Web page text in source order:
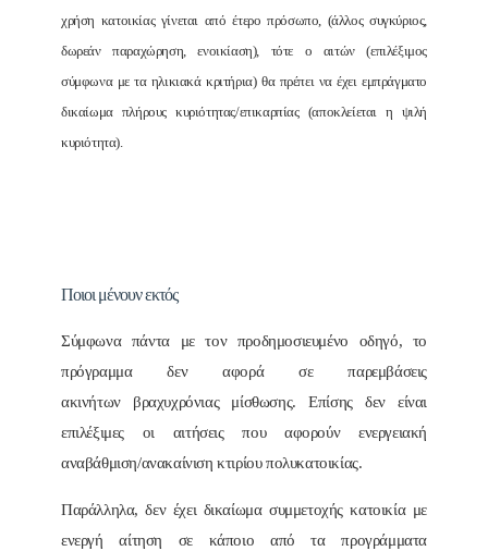
χρήση κατοικίας γίνεται από έτερο πρόσωπο, (άλλος συγκύριος,
δωρεάν παραχώρηση, ενοικίαση), τότε ο αιτών (επιλέξιμος
σύμφωνα με τα ηλικιακά κριτήρια) θα πρέπει να έχει εμπράγματο
δικαίωμα πλήρους κυριότητας/επικαρπίας (αποκλείεται η ψιλή
κυριότητα).
Ποιοι μένουν εκτός
Σύμφωνα πάντα με τον προδημοσιευμένο οδηγό, το
πρόγραμμα δεν αφορά σε παρεμβάσεις
ακινήτων βραχυχρόνιας μίσθωσης. Επίσης δεν είναι
επιλέξιμες οι αιτήσεις που αφορούν ενεργειακή
αναβάθμιση/ανακαίνιση κτιρίου πολυκατοικίας.
Παράλληλα, δεν έχει δικαίωμα συμμετοχής κατοικία με
ενεργή αίτηση σε κάποιο από τα προγράμματα